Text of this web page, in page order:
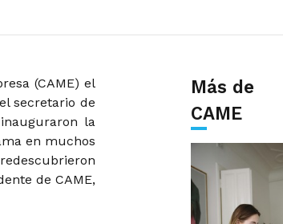
(CAME) el
secretario de
la
en muchos
de CAME,
Más de
CAME